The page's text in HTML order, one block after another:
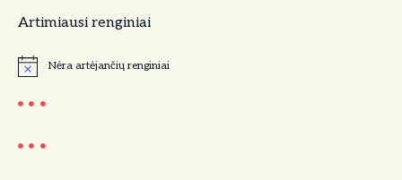
Artimiausi renginiai
N
t
e
Nėra artėjančių renginiai